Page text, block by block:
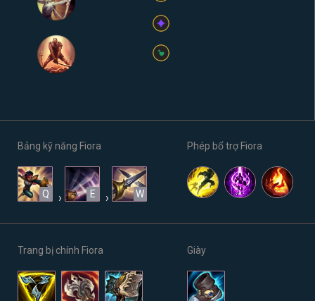
Bảng kỹ năng Fiora
Q › E › W
Phép bổ trợ Fiora
Trang bị chính Fiora Giày